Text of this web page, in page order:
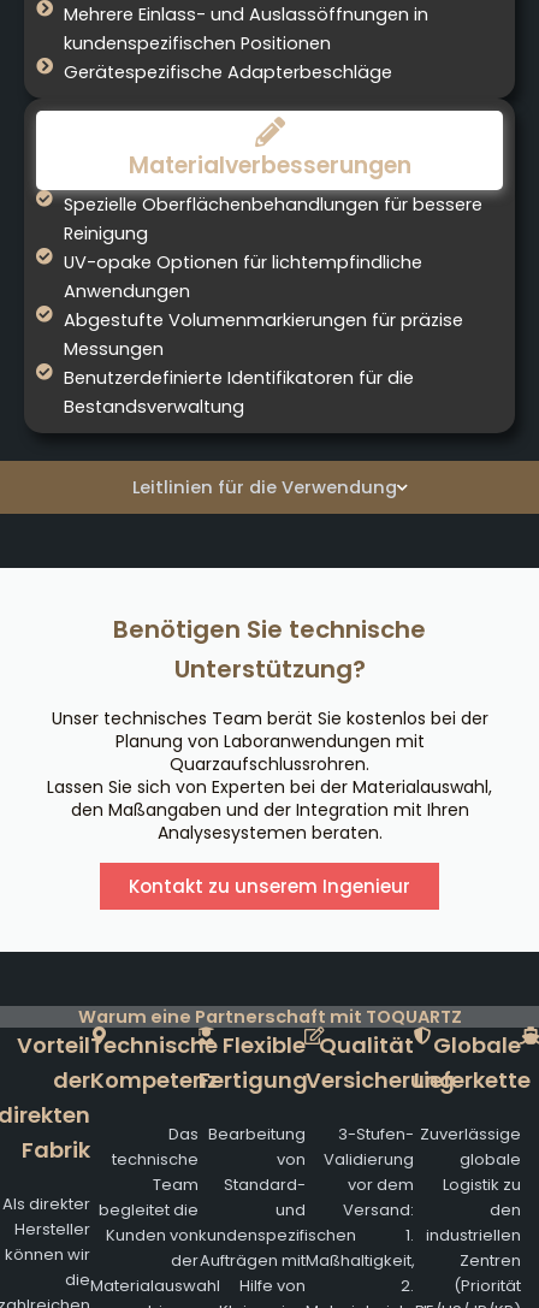
Leitlinien für die Verwendung
Mehrere Einlass- und Auslassöffnungen in
kundenspezifischen Positionen
Gerätespezifische Adapterbeschläge
Materialverbesserungen
Spezielle Oberflächenbehandlungen für bessere
Reinigung
UV-opake Optionen für lichtempfindliche
Anwendungen
Abgestufte Volumenmarkierungen für präzise
Messungen
Benutzerdefinierte Identifikatoren für die
Bestandsverwaltung
Benötigen Sie technische
Unterstützung?
Unser technisches Team berät Sie kostenlos bei der
Planung von Laboranwendungen mit
Quarzaufschlussrohren.
Lassen Sie sich von Experten bei der Materialauswahl,
den Maßangaben und der Integration mit Ihren
Analysesystemen beraten.
Kontakt zu unserem Ingenieur
Warum eine Partnerschaft mit TOQUARTZ
Vorteil
der
Fabrik
Als direkter
Hersteller
können wir
die
Technische
Kompetenz
Das
technische
Team
begleitet die
Kunden von
der
Materialauswahl
Flexible
Fertigung
Bearbeitung
von
Standard-
und
kundenspezifischen
Aufträgen mit
Hilfe von
Qualität
Versicherung
3-Stufen-
Validierung
vor dem
Versand:
1.
Maßhaltigkeit,
2.
Globale
Lieferkette
Zuverlässige
globale
Logistik zu
den
industriellen
Zentren
(Priorität